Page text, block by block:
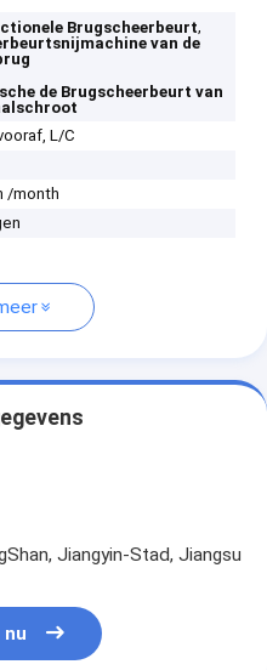
Brugscheerbeurt,
van de
de Brugscheerbeurt van
L/C
/month
Jiangyin-Stad, Jiangsu